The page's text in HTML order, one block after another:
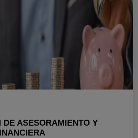
DE ASESORAMIENTO Y